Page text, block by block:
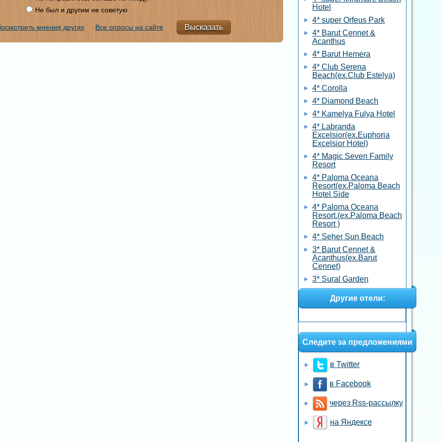
Не был и другим не советую
мнения других Все опросы на сайте
Hotel
4* super Orfeus Park
4* Barut Cennet &
Acanthus
4* Barut Hemera
4* Club Serena
Beach(ex.Club Estelya)
4* Corolla
4* Diamond Beach
4* Kamelya Fulya Hotel
4* Labranda
Excelsior(ex.Euphoria
Excelsior Hotel)
4* Magic Seven Family
Resort
4* Paloma Oceana
Resort(ex.Paloma Beach
Hotel Side
4* Paloma Oceana
Resort.(ex.Paloma Beach
Resort )
4* Seher Sun Beach
3* Barut Cennet &
Acanthus(ex.Barut
Cennet)
3* Sural Garden
Другие отели:
Следите за предложениями
в Twitter
в Facebook
через Rss-рассылку
на Яндексе